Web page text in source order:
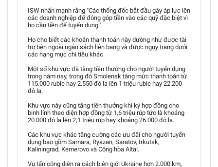
ISW nhấn mạnh rằng "Các thống đốc bắt đầu gây áp lực lên
các doanh nghiệp để đóng góp tiền vào các quỹ đặc biệt vì
họ cần tiền để tuyển dụng."
Họ cho biết các khoản thanh toán này dường như được tài
trợ bên ngoài ngân sách liên bang và được ngụy trang dưới
các hạng mục chi tiêu khác.
Một số khu vực đã tăng tiền thưởng cho người tuyển dụng
trong năm nay, trong đó Smolensk tăng mức thanh toán từ
115.000 ruble hay 2.550 đô la lên 1 triệu ruble hay 22.200
đô la.
Khu vực này cũng tăng tiền thưởng khi ký hợp đồng cho
binh lính theo diện hợp đồng từ 1,6 triệu rúp tức là khoảng
20.000 đô la lên 2,1 triệu rúp hay khoảng 26.000 đô la.
Các khu vực khác tăng cường các ưu đãi cho người tuyển
dụng bao gồm Samara, Ryazan, Saratov, Irkutsk,
Kaliningrad, Kemerovo và Cộng hòa Altai.
Vụ tấn công diễn ra cách biên giới Ukraine hơn 2.000 km,